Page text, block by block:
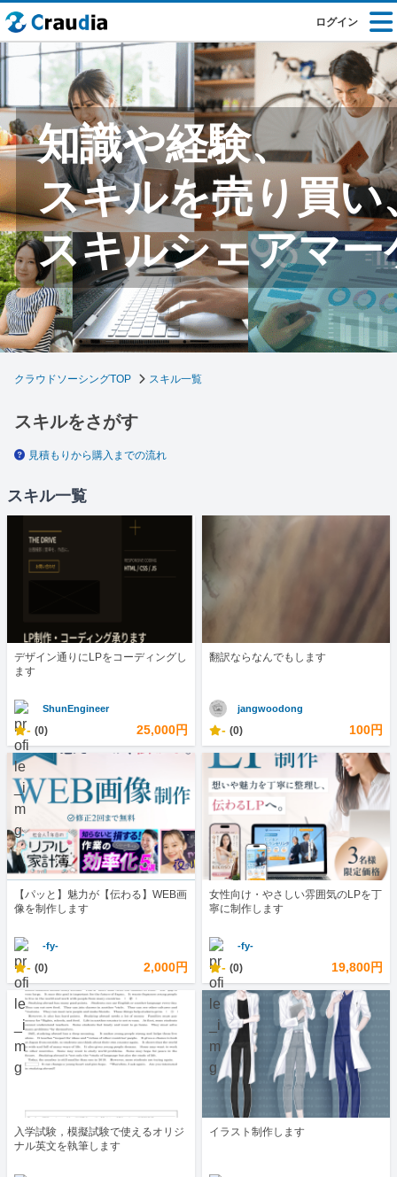
ログイン
知識や経験、
スキルを売り買い
スキルシェアマー
クラウドソーシングTOP スキル一覧
スキルをさがす
見積もりから購入までの流れ
スキル一覧
デザイン通りにLPをコーディングし
ます
ShunEngineer
- (0) 25,000円
翻訳ならなんでもします
jangwoodong
- (0) 100円
【パッと】魅力が【伝わる】WEB画
像を制作します
-fy-
- (0) 2,000円
女性向け・やさしい雰囲気のLPを丁
寧に制作します
-fy-
- (0) 19,800円
入学試験，模擬試験で使えるオリジ
ナル英文を執筆します
イラスト制作します